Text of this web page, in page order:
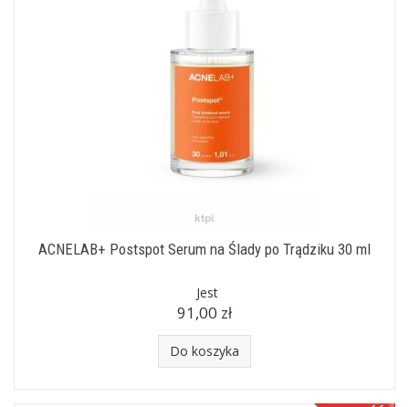
ACNELAB+ Postspot Serum na Ślady po Trądziku 30 ml
Jest
91,00 zł
Do koszyka